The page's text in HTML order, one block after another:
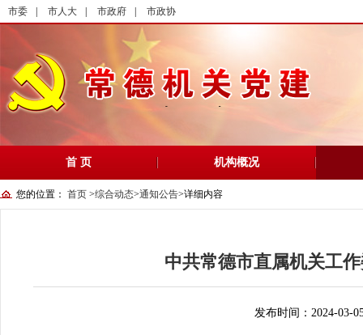
市委 市人大 市政府 市政协
首 页 机构概况
您的位置： 首页 >综合动态>通知公告>详细内容
中共常德市直属机关工
发布时间：2024-03-